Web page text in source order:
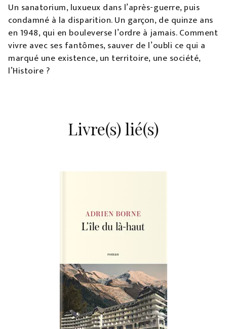
Un sanatorium, luxueux dans l’après-guerre, puis
condamné à la disparition. Un garçon, de quinze ans
en 1948, qui en bouleverse l’ordre à jamais. Comment
vivre avec ses fantômes, sauver de l’oubli ce qui a
marqué une existence, un territoire, une société,
l’Histoire ?
Livre(s) lié(s)